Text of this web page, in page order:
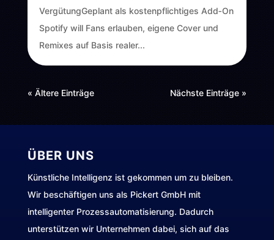
VergütungGeplant als kostenpflichtiges Add‑On
Spotify will Fans erlauben, eigene Cover und
Remixes auf Basis realer...
« Ältere Einträge Nächste Einträge »
ÜBER UNS
Künstliche Intelligenz ist gekommen um zu bleiben.
Wir beschäftigen uns als Pickert GmbH mit
intelligenter Prozessautomatisierung. Dadurch
unterstützen wir Unternehmen dabei, sich auf das